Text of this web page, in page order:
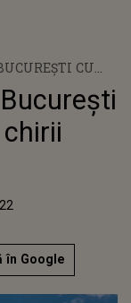
CU
în Google